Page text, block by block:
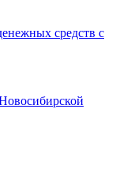
средств с